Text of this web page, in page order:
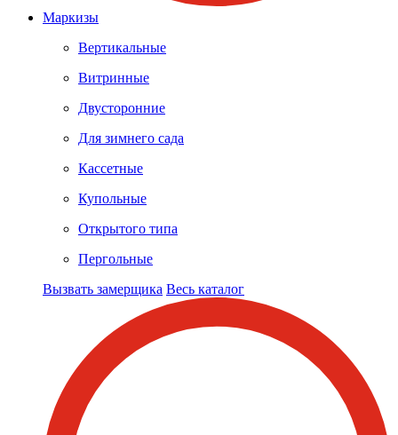
Маркизы
Вертикальные
Витринные
Двусторонние
Для зимнего сада
Кассетные
Купольные
Открытого типа
Пергольные
Вызвать замерщика Весь каталог